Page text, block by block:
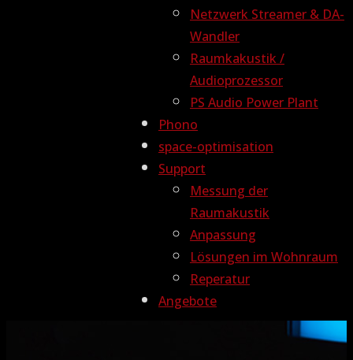
Netzwerk Streamer & DA-
Wandler
Raumkakustik /
Audioprozessor
PS Audio Power Plant
Phono
space-optimisation
Support
Messung der
Raumakustik
Anpassung
Lösungen im Wohnraum
Reperatur
Angebote